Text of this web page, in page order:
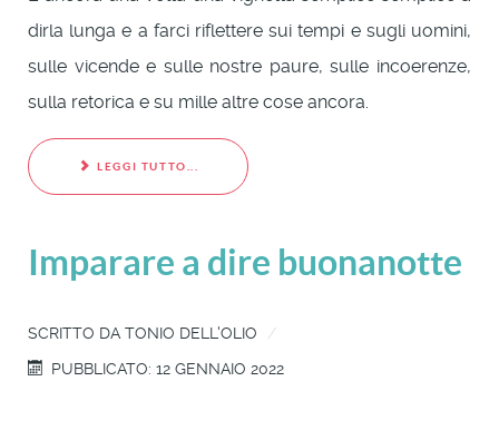
dirla lunga e a farci riflettere sui tempi e sugli uomini,
sulle vicende e sulle nostre paure, sulle incoerenze,
sulla retorica e su mille altre cose ancora.
LEGGI TUTTO...
Imparare a dire buonanotte
SCRITTO DA TONIO DELL'OLIO
PUBBLICATO: 12 GENNAIO 2022